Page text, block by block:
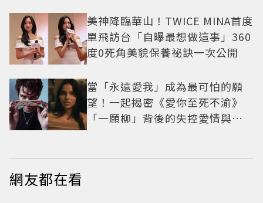
美神降臨華山！TWICE MINA首度
單飛訪台「自曝最想做這事」360
度0死角美貌保養祕訣一次公開
當「永遠愛我」成為最可怕的願
望！一起揭密《愛你至死不渝》
「一願柳」背後的失控愛情與爆
網友都在看